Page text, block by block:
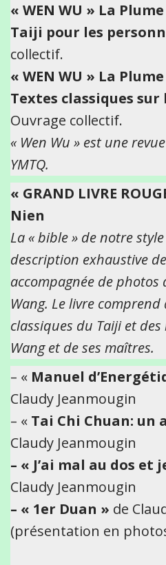
« WEN WU » La
Taiji pour les
collectif.
« WEN WU » La
Textes classiques
Ouvrage collectif.
« Wen Wu » est une
YMTQ.
« GRAND LIVRE
Nien
La « bible » de notre
description exhaustive
accompagnée de photos
Wang. Le livre comprend
classiques du Taiji et
Wang et de ses maîtres.
– « Manuel
Claudy Jeanmougin
– « Tai Chi Chuan: un
Claudy Jeanmougin
– « J’ai mal au dos et
Claudy Jeanmougin
– « 1er Duan » de
(présentation en